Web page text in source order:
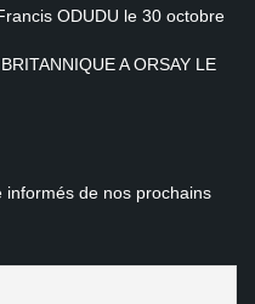
ODUDU le 30 octobre
A ORSAY LE
informés de nos prochains